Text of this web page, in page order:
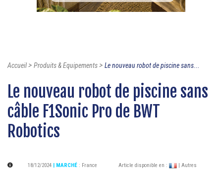
Accueil> Produits & Equipements> Le nouveau robot de piscine sans...
Le nouveau robot de piscine sans
câble F1Sonic Pro de BWT
Robotics
18/12/2024 | MARCHÉ : France Article disponible en :
| Autres